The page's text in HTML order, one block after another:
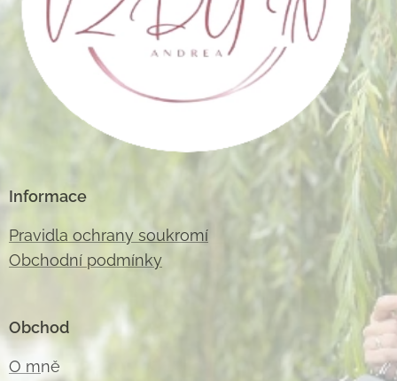
Informace
Pravidla ochrany soukromí
Obchodní podmínky
Obchod
O mně